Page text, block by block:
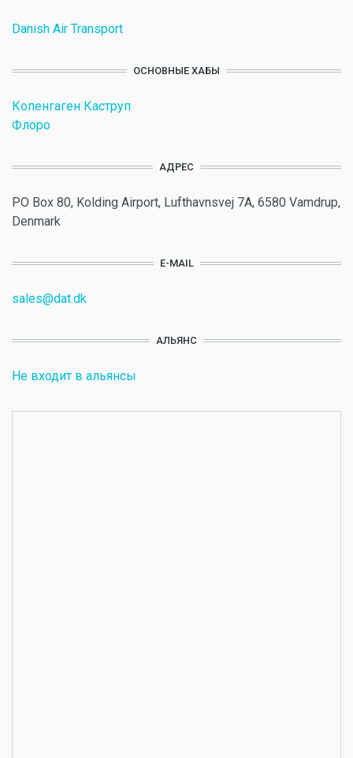
Danish Air Transport
ОСНОВНЫЕ ХАБЫ
Копенгаген Каструп
Флоро
АДРЕС
PO Box 80, Kolding Airport, Lufthavnsvej 7A, 6580 Vamdrup,
Denmark
E-MAIL
sales@dat.dk
АЛЬЯНС
Не входит в альянсы